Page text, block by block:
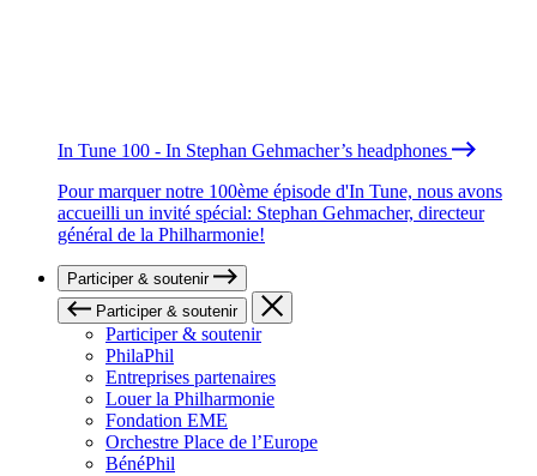
In Tune 100 - In Stephan Gehmacher’s headphones
Pour marquer notre 100ème épisode d'In Tune, nous avons
accueilli un invité spécial: Stephan Gehmacher, directeur
général de la Philharmonie!
Participer & soutenir
Participer & soutenir
Participer & soutenir
PhilaPhil
Entreprises partenaires
Louer la Philharmonie
Fondation EME
Orchestre Place de l’Europe
BénéPhil